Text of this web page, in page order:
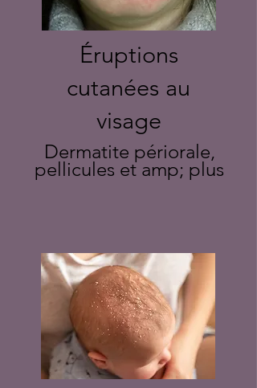
Éruptions
cutanées au
visage
Dermatite périorale,
pellicules et amp; plus